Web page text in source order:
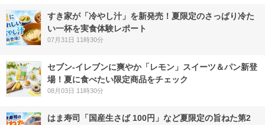
すき家が「冷やし汁」を新発売！夏限定のさっぱり冷た
い一杯を実食体験レポート
07月31日 11時30分
セブン‐イレブンに爽やか「レモン」スイーツ＆パン新登
場！夏に食べたい限定商品をチェック
08月03日 11時30分
はま寿司「国産生さば 100円」など夏限定の旨ねた第2